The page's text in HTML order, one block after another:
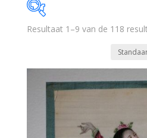
Geen categorie(35)
Verkocht(118)
Resultaat 1–9 van de 118